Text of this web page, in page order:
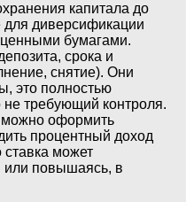
капитала до
диверсификации
бумагами.
срока и
снятие). Они
это полностью
требующий контроля.
можно оформить
процентный доход
ставка может
или повышаясь, в